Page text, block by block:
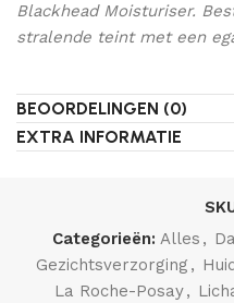
Blackhead Moisturiser.
stralende teint met een
BEOORDELINGEN (0)
EXTRA INFORMATIE
Categorieën: Alles ,
Gezichtsverzorging ,
La Roche-Posay,